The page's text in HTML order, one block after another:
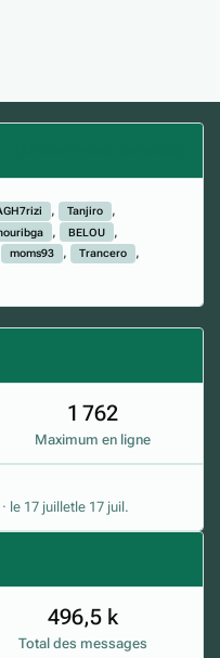
Tanjiro
BELOU
moms93
Trancero
1 762
Maximum en ligne
· le 17 juilletle 17 juil.
Total des messages
496,5 k